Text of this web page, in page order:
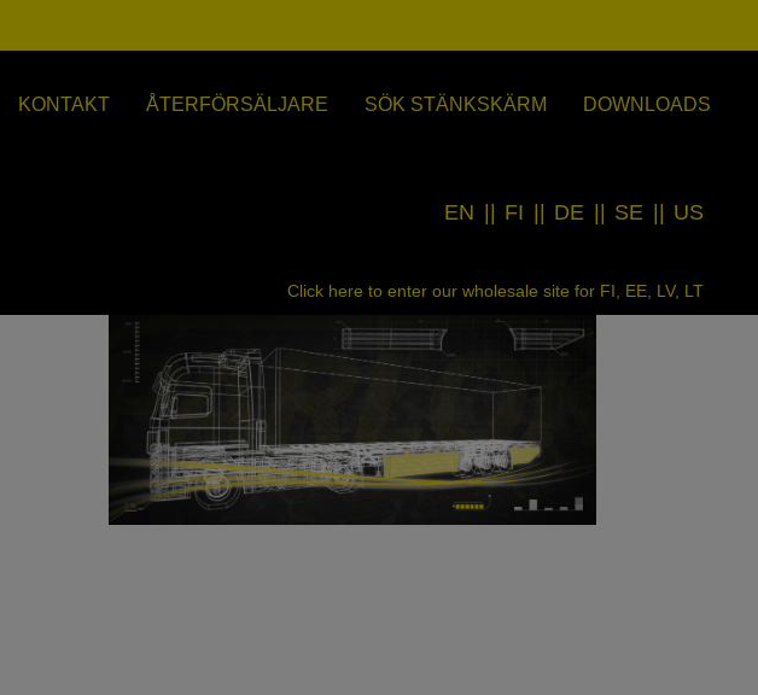
KONTAKT ÅTERFÖRSÄLJARE SÖK STÄNKSKÄRM DOWNLOADS
EN FI DE SE US
Click here to enter our wholesale site for FI, EE, LV, LT